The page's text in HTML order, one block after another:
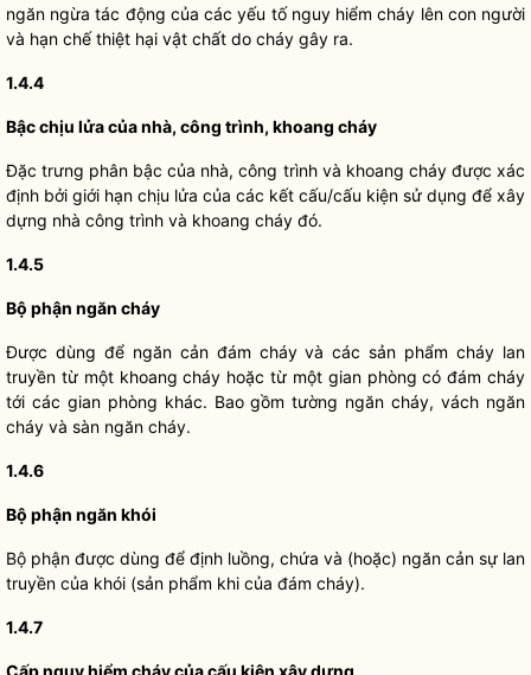
ngăn ngừa tác động của các yếu tố nguy hiểm cháy lên con người
và hạn chế thiệt hại vật chất do cháy gây ra.
1.4.4
Bậc chịu lửa của nhà, công trình, khoang cháy
Đặc trưng phân bậc của nhà, công trình và khoang cháy được xác
định bởi giới hạn chịu lửa của các kết cấu/cấu kiện sử dụng để xây
dựng nhà công trình và khoang cháy đó.
1.4.5
Bộ phận ngăn cháy
Được dùng để ngăn cản đám cháy và các sản phẩm cháy lan
truyền từ một khoang cháy hoặc từ một gian phòng có đám cháy
tới các gian phòng khác. Bao gồm tường ngăn cháy, vách ngăn
cháy và sàn ngăn cháy.
1.4.6
Bộ phận ngăn khói
Bộ phận được dùng để định luồng, chứa và (hoặc) ngăn cản sự lan
truyền của khói (sản phẩm khi của đám cháy).
1.4.7
Cấp nguy hiểm cháy của cấu kiện xây dựng